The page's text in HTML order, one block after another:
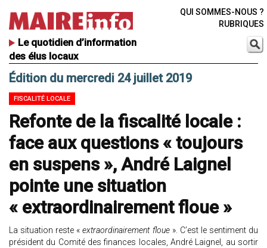
Le quotidien d’information
des élus locaux
QUI SOMMES-NOUS ?
RUBRIQUES
Édition du mercredi 24 juillet 2019
FISCALITÉ LOCALE
Refonte de la fiscalité locale :
face aux questions « toujours
en suspens », André Laignel
pointe une situation
« extraordinairement floue »
La situation reste « extraordinairement floue». C’est le sentiment du
président du Comité des finances locales, André Laignel, au sortir